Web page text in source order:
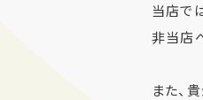
当店で
非当店
また、